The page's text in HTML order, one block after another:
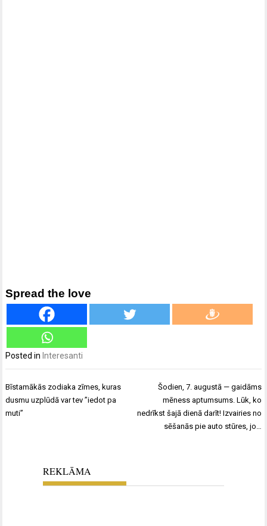
Spread the love
Posted in Interesanti
Ziņu
izvēlne
Bīstamākās zodiaka zīmes, kuras
dusmu uzplūdā var tev ”iedot pa
muti”
Šodien, 7. augustā — gaidāms
mēness aptumsums. Lūk, ko
nedrīkst šajā dienā darīt! Izvairies no
sēšanās pie auto stūres, jo…
REKLĀMA